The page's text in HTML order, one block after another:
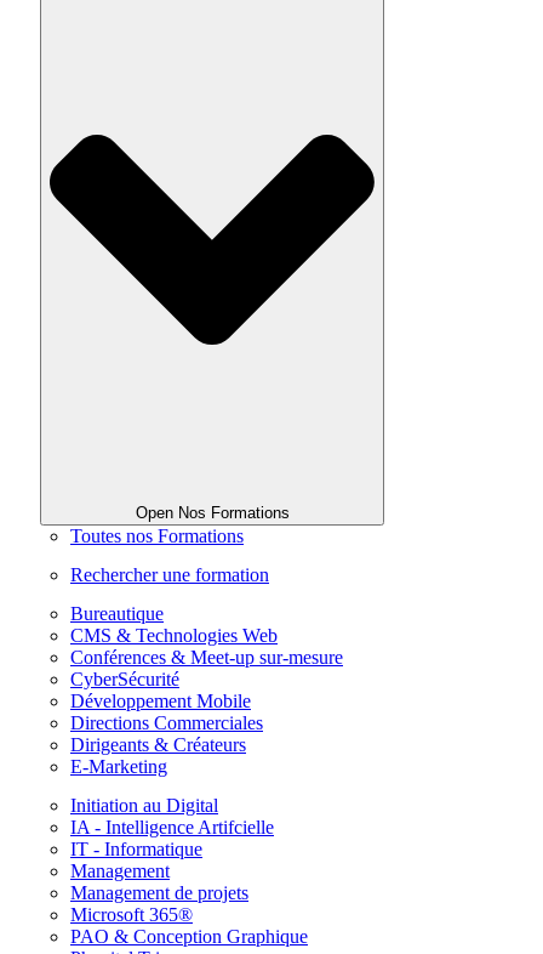
Open Nos Formations
Toutes nos Formations
Rechercher une formation
Bureautique
CMS & Technologies Web
Conférences & Meet-up sur-mesure
CyberSécurité
Développement Mobile
Directions Commerciales
Dirigeants & Créateurs
E-Marketing
Initiation au Digital
IA - Intelligence Artifcielle
IT - Informatique
Management
Management de projets
Microsoft 365®
PAO & Conception Graphique